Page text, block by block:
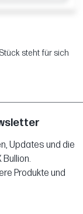
steht für sich
Updates und die
Produkte und